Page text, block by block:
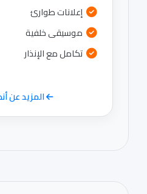
إعلانات طوارئ
موسيقى خلفية
تكامل مع الإنذار
المزيد عن أنظمة الصوت